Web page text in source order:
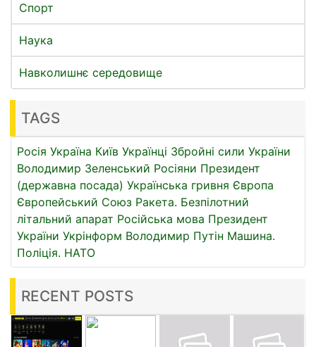
Спорт
Наука
Навколишнє середовище
TAGS
Росія Україна Київ Українці Збройні сили України
Володимир Зеленський Росіяни Президент
(державна посада) Українська гривня Європа
Європейський Союз Ракета. Безпілотний
літальний апарат Російська мова Президент
України Укрінформ Володимир Путін Машина.
Поліція. НАТО
RECENT POSTS